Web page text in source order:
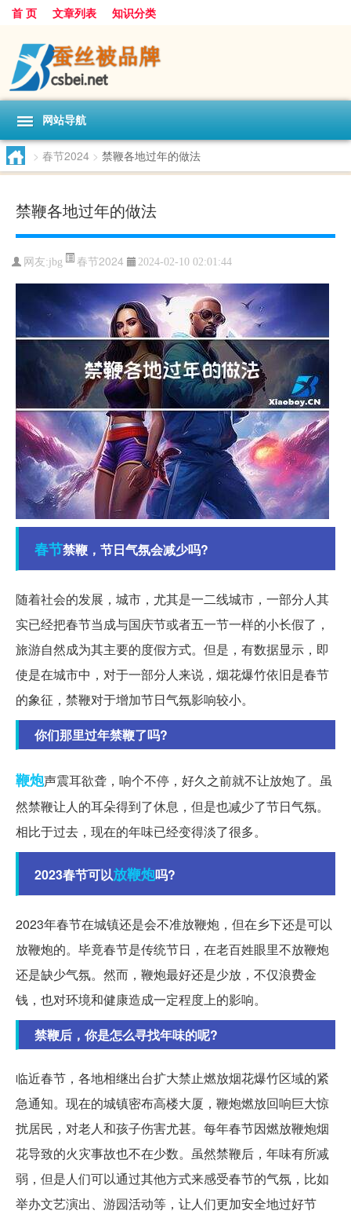
首 页 文章列表 知识分类
网站导航
> 春节2024 > 禁鞭各地过年的做法
禁鞭各地过年的做法
网友:jbg 春节2024 2024-02-10 02:01:44
春节禁鞭，节日气氛会减少吗?
随着社会的发展，城市，尤其是一二线城市，一部分人其
实已经把春节当成与国庆节或者五一节一样的小长假了，
旅游自然成为其主要的度假方式。但是，有数据显示，即
使是在城市中，对于一部分人来说，烟花爆竹依旧是春节
的象征，禁鞭对于增加节日气氛影响较小。
你们那里过年禁鞭了吗?
鞭炮声震耳欲聋，响个不停，好久之前就不让放炮了。虽
然禁鞭让人的耳朵得到了休息，但是也减少了节日气氛。
相比于过去，现在的年味已经变得淡了很多。
2023春节可以放鞭炮吗?
2023年春节在城镇还是会不准放鞭炮，但在乡下还是可以
放鞭炮的。毕竟春节是传统节日，在老百姓眼里不放鞭炮
还是缺少气氛。然而，鞭炮最好还是少放，不仅浪费金
钱，也对环境和健康造成一定程度上的影响。
禁鞭后，你是怎么寻找年味的呢?
临近春节，各地相继出台扩大禁止燃放烟花爆竹区域的紧
急通知。现在的城镇密布高楼大厦，鞭炮燃放回响巨大惊
扰居民，对老人和孩子伤害尤甚。每年春节因燃放鞭炮烟
花导致的火灾事故也不在少数。虽然禁鞭后，年味有所减
弱，但是人们可以通过其他方式来感受春节的气氛，比如
举办文艺演出、游园活动等，让人们更加安全地过好节